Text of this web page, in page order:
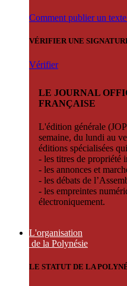
Comment publier un
VÉRIFIER UNE
Vérifier
LE JOURNAL
FRANÇAISE
L'édition générale
semaine, du lundi au
éditions spécialisées
- les titres de propriété
- les annonces et
- les débats de
- les empreintes
électroniquement.
L'organisation
de la Polynésie
LE STATUT DE LA